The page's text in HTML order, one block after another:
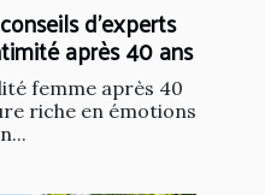
d’experts
après 40 ans
femme après 40
riche en émotions